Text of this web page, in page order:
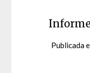
Publicada